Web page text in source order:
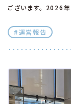
ございます。 2026
#運営報告